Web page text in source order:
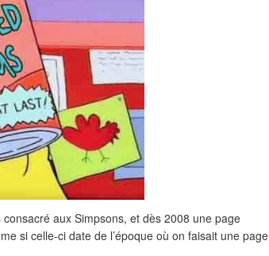
aux Simpsons, et dès 2008 une page
si celle-ci date de l’époque où on faisait une page